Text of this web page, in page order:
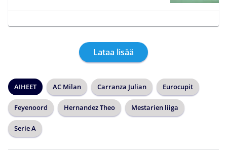
Lataa lisää
AIHEET AC Milan Carranza Julian Eurocupit
Feyenoord Hernandez Theo Mestarien liiga
Serie A